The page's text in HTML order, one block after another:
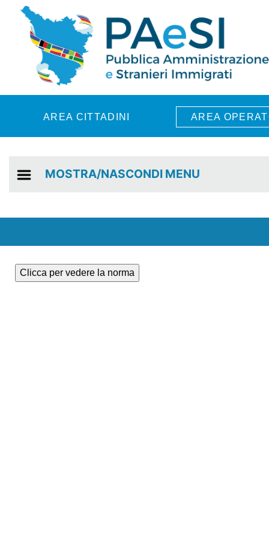
Skip to main content
AREA CITTADINI AREA
MOSTRA/NASCONDI MENU
Clicca per vedere la norma